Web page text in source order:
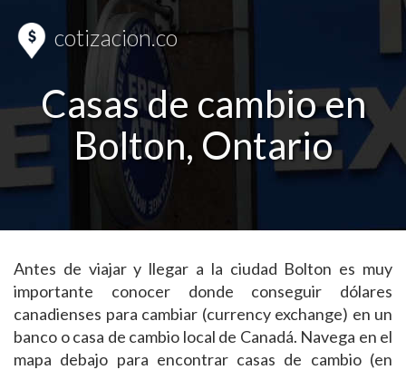
cotizacion.co
Casas de cambio en
Bolton, Ontario
Antes de viajar y llegar a la ciudad Bolton es muy
importante conocer donde conseguir dólares
canadienses para cambiar (currency exchange) en un
banco o casa de cambio local de Canadá. Navega en el
mapa debajo para encontrar casas de cambio (en